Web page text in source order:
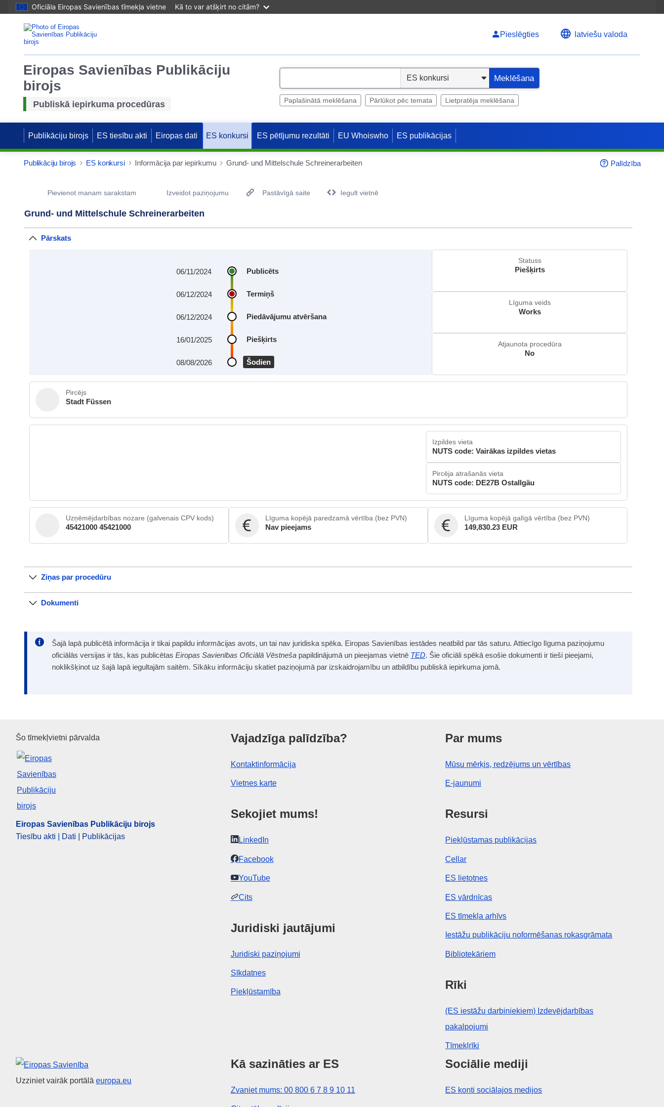
Oficiāla Eiropas Savienības tīmekļa vietne Kā to var atšķirt no citām?
Pieslēgties latviešu valoda
Eiropas Savienības Publikāciju
birojs
Publiskā iepirkuma procedūras
e
c
t
Meklēšana
Paplašinātā meklēšana Pārlūkot pēc temata Lietpratēja meklēšana
Publikāciju birojs ES tiesību akti Eiropas dati ES konkursi ES pētījumu rezultāti EU Whoiswho ES publikācijas
Publikāciju birojs ES konkursi Informācija par iepirkumu Grund- und Mittelschule Schreinerarbeiten Palīdzība
Pievienot manam sarakstam Izveidot paziņojumu Pastāvīgā saite Iegult vietnē
Grund- und Mittelschule Schreinerarbeiten
Pārskats
Publicēts
06/11/2024
Termiņš
06/12/2024
Piedāvājumu atvēršana
06/12/2024
Piešķirts
16/01/2025
Šodien
08/08/2026
Statuss
Piešķirts
Līguma veids
Works
Atjaunota procedūra
No
Pircējs
Stadt Füssen
Izpildes vieta
NUTS code: Vairākas izpildes vietas
Pircēja atrašanās vieta
NUTS code: DE27B Ostallgäu
Uzņēmējdarbības nozare (galvenais CPV kods)
45421000 45421000
Līguma kopējā paredzamā vērtība (bez PVN)
Nav pieejams
Līguma kopējā galīgā vērtība (bez PVN)
149,830.23 EUR
Ziņas par procedūru
Dokumenti
Šajā lapā publicētā informācija ir tikai papildu informācijas avots, un tai nav juridiska spēka. Eiropas Savienības iestādes neatbild par tās saturu. Attiecīgo līguma paziņojumu
oficiālās versijas ir tās, kas publicētas Eiropas Savienības Oficiālā Vēstneša papildinājumā un pieejamas vietnē TED. Šie oficiāli spēkā esošie dokumenti ir tieši pieejami,
noklikšķinot uz šajā lapā iegultajām saitēm. Sīkāku informāciju skatiet paziņojumā par izskaidrojamību un atbildību publiskā iepirkuma jomā.
Eiropas Savienības Publikāciju birojs
Šo tīmekļvietni pārvalda
Eiropas Savienības Publikāciju birojs
Tiesību akti | Dati | Publikācijas
Vajadzīga palīdzība?
Kontaktinformācija
Vietnes karte
Sekojiet mums!
LinkedIn
Facebook
YouTube
Cits
Juridiski jautājumi
Juridiski paziņojumi
Sīkdatnes
Piekļūstamība
Par mums
Mūsu mērķis, redzējums un vērtības
E-jaunumi
Resursi
Piekļūstamas publikācijas
Cellar
ES lietotnes
ES vārdnīcas
ES tīmekļa arhīvs
Iestāžu publikāciju noformēšanas rokasgrāmata
Bibliotekāriem
Rīki
(ES iestāžu darbiniekiem) Izdevējdarbības
pakalpojumi
Tīmekļrīki
Eiropas Savienība
Uzziniet vairāk portālā europa.eu
Kā sazināties ar ES
Zvaniet mums: 00 800 6 7 8 9 10 11
Sociālie mediji
ES konti sociālajos medijos